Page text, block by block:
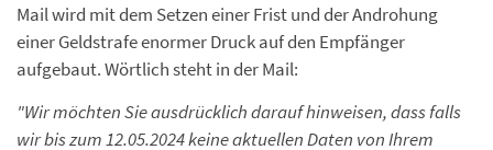
Mail wird mit dem Setzen einer Frist und der Androhung
einer Geldstrafe enormer Druck auf den Empfänger
aufgebaut. Wörtlich steht in der Mail:
"Wir möchten Sie ausdrücklich darauf hinweisen, dass falls
wir bis zum 12.05.2024 keine aktuellen Daten von Ihrem